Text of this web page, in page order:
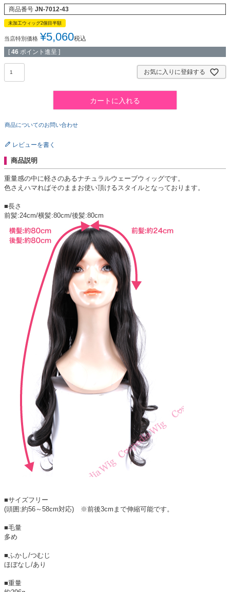
商品番号 JN-7012-43
未加工ウィッグ2個目半額
当店特別価格 ¥5,060税込
[ 46 ポイント進呈 ]
お気に入りに登録する
カートに入れる
商品についてのお問い合わせ
レビューを書く
商品説明
重量感の中に軽さのあるナチュラルウェーブウィッグです。
色さえハマればそのままお使い頂けるスタイルとなっております。
■長さ
前髪:24cm/横髪:80cm/後髪:80cm
■サイズフリー
(頭囲:約56～58cm対応) ※前後3cmまで伸縮可能です。
■毛量
多め
■ふかし/つむじ
ほぼなし/あり
■重量